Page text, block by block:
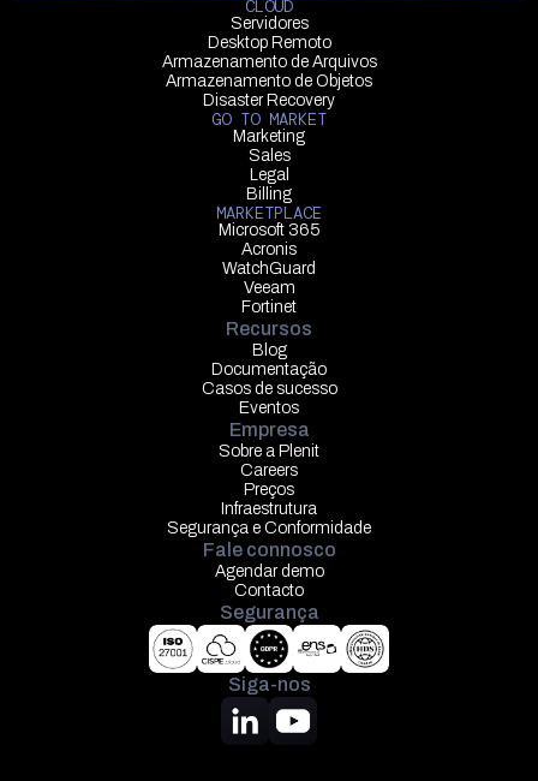
CLOUD
Servidores
Desktop Remoto
Armazenamento de Arquivos
Armazenamento de Objetos
Disaster Recovery
GO TO MARKET
Marketing
Sales
Legal
Billing
MARKETPLACE
Microsoft 365
Acronis
WatchGuard
Veeam
Fortinet
Recursos
Blog
Documentação
Casos de sucesso
Eventos
Empresa
Sobre a Plenit
Careers
Preços
Infraestrutura
Segurança e Conformidade
Fale connosco
Agendar demo
Contacto
Segurança
Siga-nos